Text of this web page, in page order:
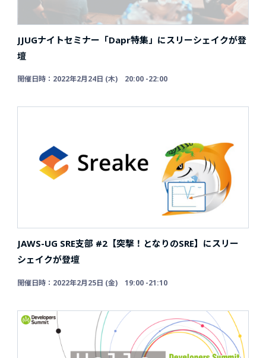
JJUGナイトセミナー「Dapr特集」にスリーシェイクが登
壇
開催日時：2022年2月24日 (木) 20:00 -22:00
JAWS-UG SRE支部 #2【突撃！となりのSRE】にスリー
シェイクが登壇
開催日時：2022年2月25日 (金) 19:00 -21:10